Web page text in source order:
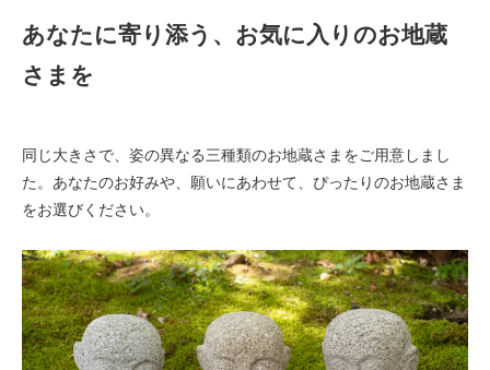
あなたに寄り添う、お気に入りのお地蔵
さまを
同じ大きさで、姿の異なる三種類のお地蔵さまをご用意しまし
た。あなたのお好みや、願いにあわせて、ぴったりのお地蔵さま
をお選びください。